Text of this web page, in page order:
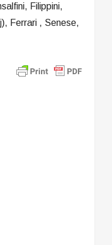
Filippini,
Ferrari , Senese,